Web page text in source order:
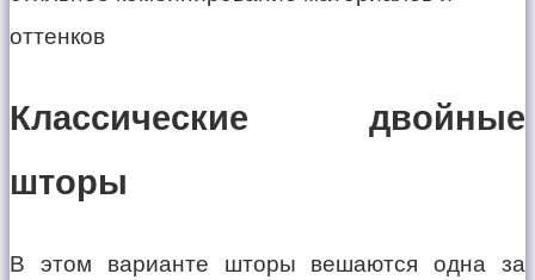
Классические двойные
шторы
В этом варианте шторы вешаются одна за